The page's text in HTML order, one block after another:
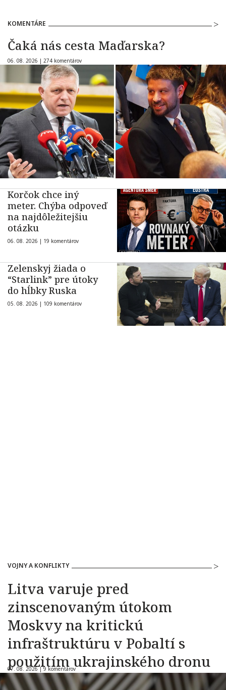
KOMENTÁRE
Čaká nás cesta Maďarska?
06. 08. 2026 | 274 komentárov
Korčok chce iný
meter. Chýba odpoveď
na najdôležitejšiu
otázku
06. 08. 2026 | 19 komentárov
Zelenskyj žiada o
“Starlink” pre útoky
do hĺbky Ruska
05. 08. 2026 | 109 komentárov
VOJNY A KONFLIKTY
Litva varuje pred
zinscenovaným útokom
Moskvy na kritickú
infraštruktúru v Pobaltí s
použitím ukrajinského dronu
07. 08. 2026 |9 komentárov